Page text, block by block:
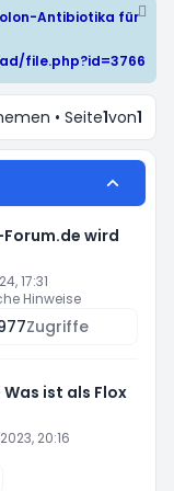
Antibiotika für
file.php?id=3766
• Seite1von1
wird
17:31
Hinweise
Zugriffe
Was ist als Flox
20:16